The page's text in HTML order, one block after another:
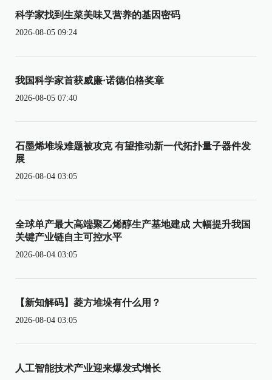
科学家找到生菜美味又营养的基因密码
2026-08-05 09:24
我国科学家首获威廉·诺德伯格奖章
2026-08-05 07:40
石墨烯堆垛难题被攻克 有望推动新一代拓扑量子器件发
展
2026-08-04 03:05
全球单产最大高端聚乙烯醇生产基地建成 大幅提升我国
关键产业链自主可控水平
2026-08-04 03:05
【新知解码】菱方堆垛有什么用？
2026-08-04 03:05
人工智能技术产业迎来爆发式增长